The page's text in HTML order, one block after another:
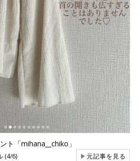
ト「mihana__chiko」
(4/6) ▶元記事を見る